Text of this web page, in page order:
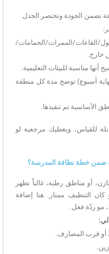
تضمن الجودة وتختصر الجدل.
القاعات/الممرات/الحمامات/
خارج.
أنها مناسبة للبيئات التعليمية.
أسبوع) توضح مدة كل منطقة
الأساسية تم تنفيذها.
للقياس، ويعطيك مرجعية لو
ضمن خطة نظافة المدرسة؟
أو مناطق رطبة، غالباً تظهر
التنظيف ممتاز. هنا إضافة
مو ردّة فعل.
أو قرب المصارف.